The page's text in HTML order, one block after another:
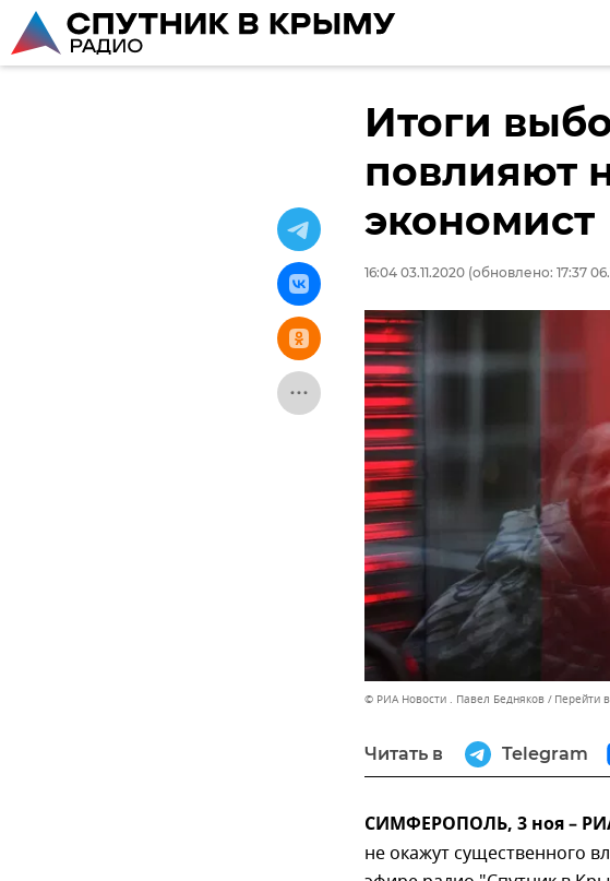
Итоги
повлияют
экономист
16:04 03.11.2020 (обновлено: 17:37
© РИА Новости . Павел Бедняков Перейти
Читать в Telegram
СИМФЕРОПОЛЬ, 3 ноя –
не окажут существенного